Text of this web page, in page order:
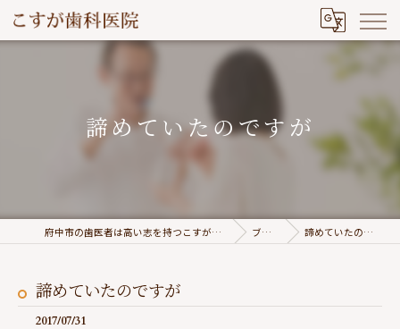
諦めていたのですが
府中市の歯医者は高い志を持つこすが歯科医院 ブログ 諦めていたのですが
諦めていたのですが
2017/07/31